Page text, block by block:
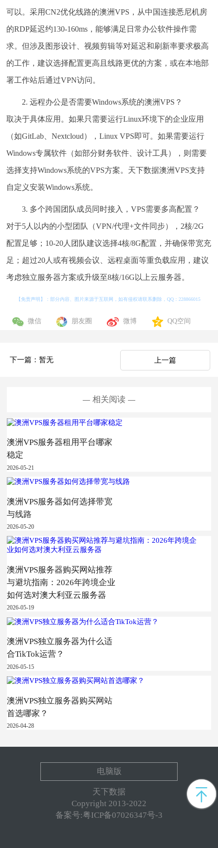
可以。采用CN2优化线路的澳洲VPS，从中国连接悉尼机房
的RDP延迟约130-160ms，能够满足日常办公软件操作需
求。但涉及图形设计、视频剪辑等对延迟和刷新率要求极高
的工作，建议选择配置更高且线路更优的方案，或在本地部
署工作站后通过VPN访问。
2. 远程办公是否需要Windows系统的澳洲VPS？
取决于具体应用。如果只需要运行Linux环境下的企业应用
（如GitLab、Nextcloud），Linux VPS即可。如果需要运行
Windows专属软件（如部分财务软件、设计工具），则需要
选择支持Windows系统的VPS方案。天下数据澳洲VPS支持
自定义安装Windows系统。
3. 多个跨国团队成员同时接入，VPS需要多高配置？
对于5人以内的小型团队（VPN/代理+文件同步），2核/2G
配置足够；10-20人团队建议选择4核/8G配置，并确保带宽充
足；超过20人或有视频会议、远程桌面等重负载应用，建议
考虑独立服务器方案或升级至8核/16G以上云服务器。
【免责声明】：部分内容、图片来源于互联网，如有侵权请联系删除，QQ：228866015
微信 朋友圈 微博 QQ空间
下一篇：暂无 上一篇
相关阅读
澳洲VPS服务器租用平台哪家
稳定
2026-05-21
澳洲VPS服务器如何选择带宽
与线路
2026-05-20
澳洲VPS服务器购买网站推荐
与避坑指南：2026年跨境企业
如何选对澳大利亚云服务器
2026-05-19
澳洲VPS独立服务器为什么适
合TikTok运营？
2026-05-15
澳洲VPS独立服务器购买网站
首选哪家？
2026-04-28
电脑版
天下数据
Copyright 2013-2022
备案号:粤ICP备07026347号-3